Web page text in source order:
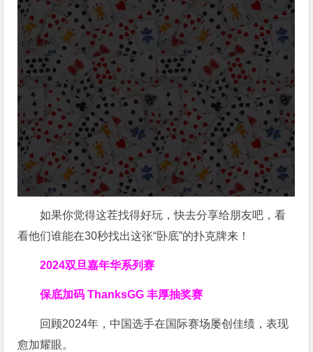
如果你觉得这茬找得好玩，快去分享给朋友吧，看
看他们谁能在30秒找出这张“卧底”的扑克牌来！
2024双旦嘉年华系列赛
保底加码 ThanksGG 丰厚抽奖赛
回顾2024年，中国选手在国际赛场屡创佳绩，表现
愈加耀眼。